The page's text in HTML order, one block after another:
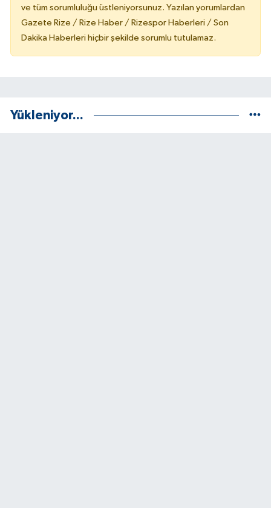
ve tüm sorumluluğu üstleniyorsunuz. Yazılan yorumlardan
Gazete Rize / Rize Haber / Rizespor Haberleri / Son
Dakika Haberleri hiçbir şekilde sorumlu tutulamaz.
Yükleniyor...